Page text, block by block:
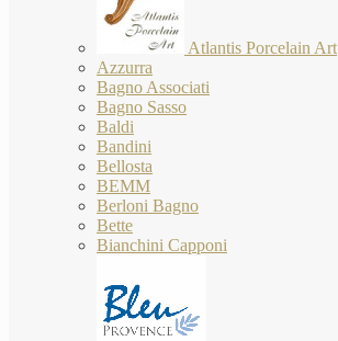
Atlantis Porcelain Art
Azzurra
Bagno Associati
Bagno Sasso
Baldi
Bandini
Bellosta
BEMM
Berloni Bagno
Bette
Bianchini Capponi